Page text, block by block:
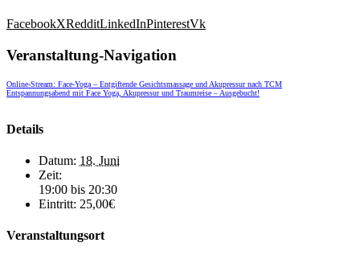
FacebookXRedditLinkedInPinterestVk
Veranstaltung-Navigation
Online-Stream: Face-Yoga – Entgiftende Gesichtsmassage und Akupressur nach TCM
Entspannungsabend mit Face Yoga, Akupressur und Traumreise – Ausgebucht!
Details
Datum: 18. Juni
Zeit:
19:00 bis 20:30
Eintritt: 25,00€
Veranstaltungsort